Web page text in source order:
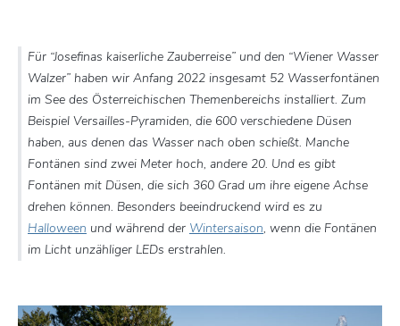
Für “Josefinas kaiserliche Zauberreise” und den “Wiener Wasser
Walzer” haben wir Anfang 2022 insgesamt 52 Wasserfontänen
im See des Österreichischen Themenbereichs installiert. Zum
Beispiel Versailles-Pyramiden, die 600 verschiedene Düsen
haben, aus denen das Wasser nach oben schießt. Manche
Fontänen sind zwei Meter hoch, andere 20. Und es gibt
Fontänen mit Düsen, die sich 360 Grad um ihre eigene Achse
drehen können. Besonders beeindruckend wird es zu
Halloween und während der Wintersaison, wenn die Fontänen
im Licht unzähliger LEDs erstrahlen.